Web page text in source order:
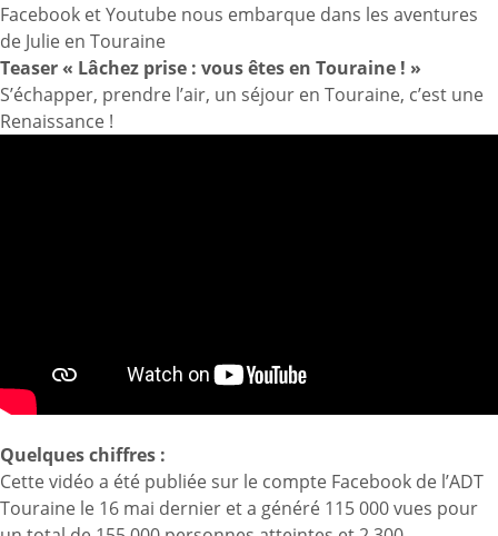
Facebook et Youtube nous embarque dans les aventures
de Julie en Touraine
Teaser « Lâchez prise : vous êtes en Touraine ! »
S’échapper, prendre l’air, un séjour en Touraine, c’est une
Renaissance !
Quelques chiffres :
Cette vidéo a été publiée sur le compte Facebook de l’ADT
Touraine le 16 mai dernier et a généré 115 000 vues pour